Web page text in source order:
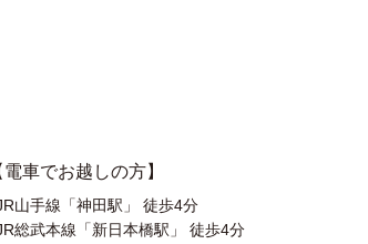
電車でお越しの方】
山手線「神田駅」 徒歩4分
総武本線「新日本橋駅」 徒歩4分